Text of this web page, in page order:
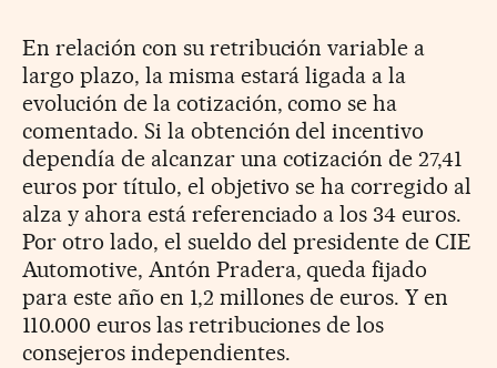
En relación con su retribución variable a
largo plazo, la misma estará ligada a la
evolución de la cotización, como se ha
comentado. Si la obtención del incentivo
dependía de alcanzar una cotización de 27,41
euros por título, el objetivo se ha corregido al
alza y ahora está referenciado a los 34 euros.
Por otro lado, el sueldo del presidente de CIE
Automotive, Antón Pradera, queda fijado
para este año en 1,2 millones de euros. Y en
110.000 euros las retribuciones de los
consejeros independientes.